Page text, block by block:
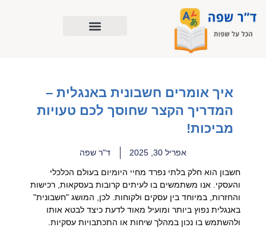
לתוכן
איך אומרים חשבונית באנגלית –
המדריך הקצר שחוסך לכם טעויות
מביכות!
אפריל 30, 2025 ד"ר שפה
חשבון הוא חלק בלתי נפרד מחיי היומיום בעולם הכלכלי
והעסקי. אנו משתמשים בו לעיתים קרובות בעסקאות, רכישות
והחזרות, במיוחד בין עסקים ולקוחות. לכן, המושג "חשבונית"
באנגלית נפוץ ביותר ומועיל מאוד לדעת כיצד לבטא אותו
ולהשתמש בו נכון במהלך שיחות או התכתבויות עסקיות.